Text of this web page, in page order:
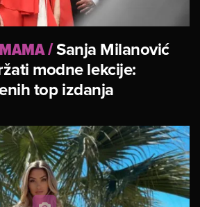
/Sanja Milanović
modne lekcije:
top izdanja